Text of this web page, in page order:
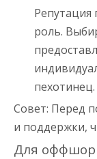
Репутация
роль.
пехотинец.
Совет: Перед
и поддержки,
Для